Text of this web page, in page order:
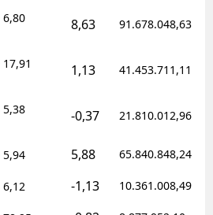
6,80 8,63 91.678.048,63
17,91 1,13 41.453.711,11
5,38 -0,37 21.810.012,96
5,94 5,88 65.840.848,24
6,12 -1,13 10.361.008,49